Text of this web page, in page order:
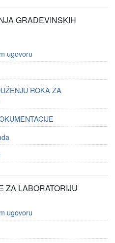
GRAĐEVINSKIH
ugovoru
ROKA ZA
ZA LABORATORIJU
ugovoru